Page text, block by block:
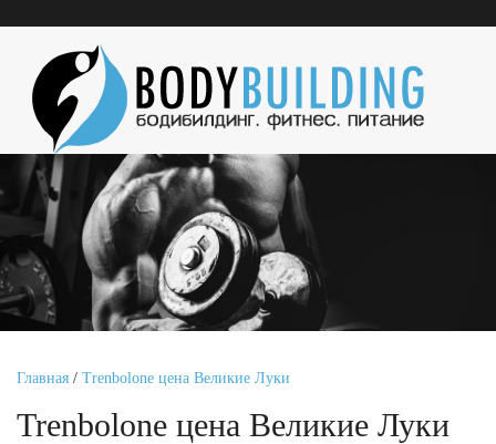
Главная / Trenbolone цена Великие Луки
Trenbolone цена Великие Луки